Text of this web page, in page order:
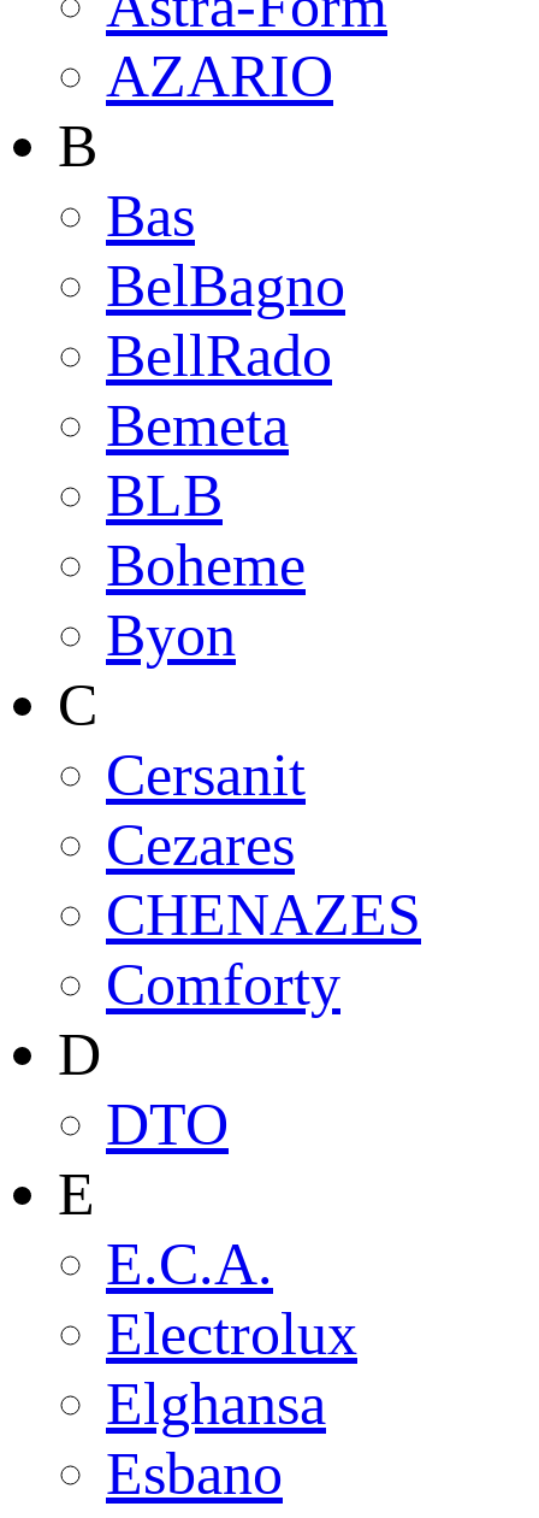
AZARIO
B
Bas
BelBagno
BellRado
Bemeta
BLB
Boheme
Byon
C
Cersanit
Cezares
CHENAZES
Comforty
D
DTO
E
E.C.A.
Electrolux
Elghansa
Esbano